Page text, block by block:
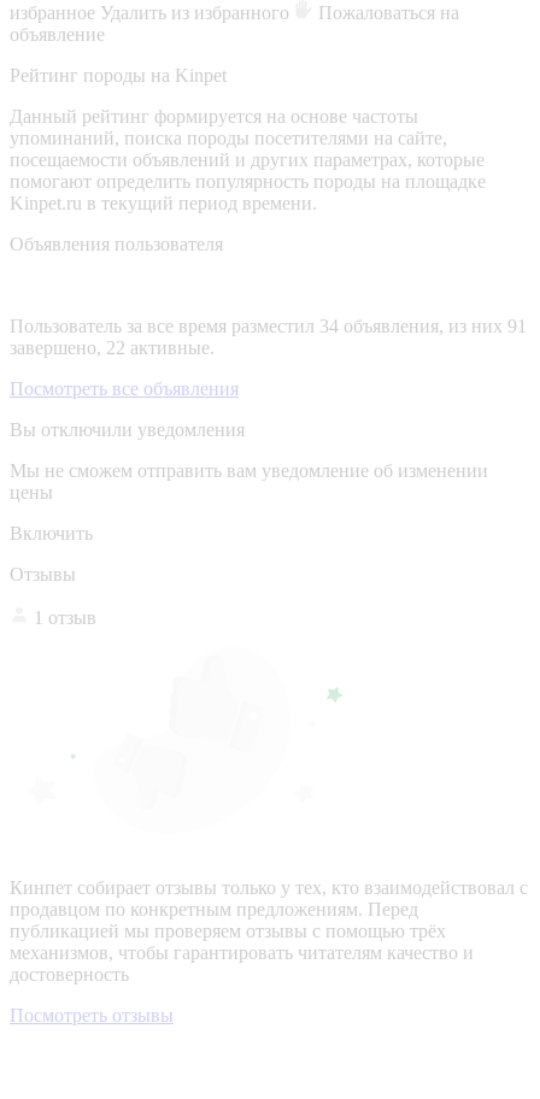
избранное Удалить из избранного
Пожаловаться на
объявление
Рейтинг породы на Kinpet
Данный рейтинг формируется на основе частоты
упоминаний, поиска породы посетителями на сайте,
посещаемости объявлений и других параметрах, которые
помогают определить популярность породы на площадке
Kinpet.ru в текущий период времени.
Объявления пользователя
Пользователь за все время разместил 34 объявления, из них 91
завершено, 22 активные.
Посмотреть все объявления
Вы отключили уведомления
Мы не сможем отправить вам уведомление об изменении
цены
Включить
Отзывы
1 отзыв
Кинпет собирает отзывы только у тех, кто взаимодействовал с
продавцом по конкретным предложениям. Перед
публикацией мы проверяем отзывы с помощью трёх
механизмов, чтобы гарантировать читателям качество и
достоверность
Посмотреть отзывы